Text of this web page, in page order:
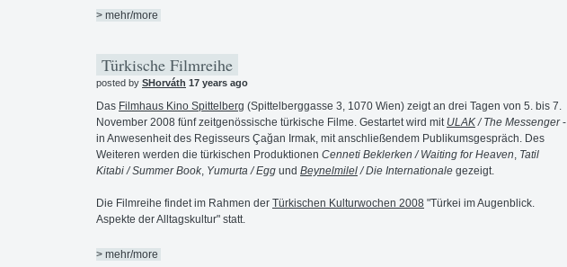
> mehr/more
Türkische Filmreihe
posted by SHorváth 17 years ago
Das Filmhaus Kino Spittelberg (Spittelberggasse 3, 1070 Wien) zeigt an drei Tagen von 5. bis 7.
November 2008 fünf zeitgenössische türkische Filme. Gestartet wird mit ULAK/ The Messenger-
in Anwesenheit des Regisseurs Çağan Irmak, mit anschließendem Publikumsgespräch. Des
Weiteren werden die türkischen Produktionen Cenneti Beklerken / Waiting for Heaven, Tatil
Kitabi / Summer Book, Yumurta / Egg und Beynelmilel / Die Internationale gezeigt.
Die Filmreihe findet im Rahmen der Türkischen Kulturwochen 2008 "Türkei im Augenblick.
Aspekte der Alltagskultur" statt.
> mehr/more